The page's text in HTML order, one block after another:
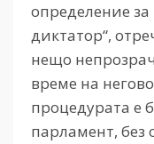
определение
диктатор“,
нещо
време на
процедурата е
парламент, без